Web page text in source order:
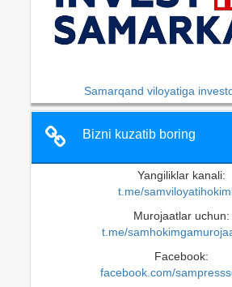
Samarqand viloyatiga
Bizni kuzatib boring
Yangiliklar kanali:
t.me/
Murojaatlar uchun:
t.me/
Facebook:
facebook.com/